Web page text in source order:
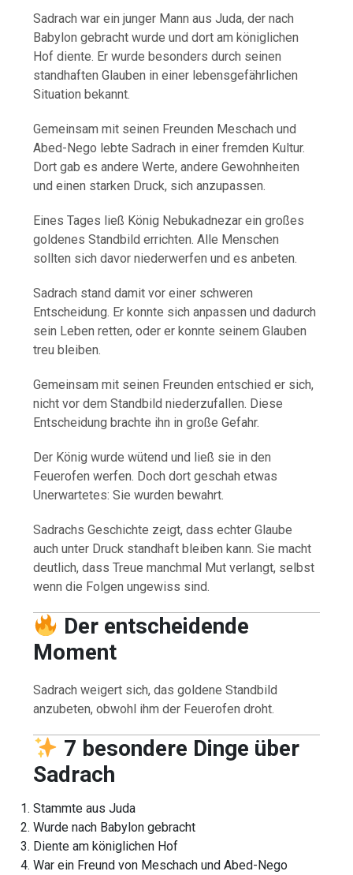
Sadrach war ein junger Mann aus Juda, der nach
Babylon gebracht wurde und dort am königlichen
Hof diente. Er wurde besonders durch seinen
standhaften Glauben in einer lebensgefährlichen
Situation bekannt.
Gemeinsam mit seinen Freunden Meschach und
Abed-Nego lebte Sadrach in einer fremden Kultur.
Dort gab es andere Werte, andere Gewohnheiten
und einen starken Druck, sich anzupassen.
Eines Tages ließ König Nebukadnezar ein großes
goldenes Standbild errichten. Alle Menschen
sollten sich davor niederwerfen und es anbeten.
Sadrach stand damit vor einer schweren
Entscheidung. Er konnte sich anpassen und dadurch
sein Leben retten, oder er konnte seinem Glauben
treu bleiben.
Gemeinsam mit seinen Freunden entschied er sich,
nicht vor dem Standbild niederzufallen. Diese
Entscheidung brachte ihn in große Gefahr.
Der König wurde wütend und ließ sie in den
Feuerofen werfen. Doch dort geschah etwas
Unerwartetes: Sie wurden bewahrt.
Sadrachs Geschichte zeigt, dass echter Glaube
auch unter Druck standhaft bleiben kann. Sie macht
deutlich, dass Treue manchmal Mut verlangt, selbst
wenn die Folgen ungewiss sind.
Der entscheidende
Moment
Sadrach weigert sich, das goldene Standbild
anzubeten, obwohl ihm der Feuerofen droht.
7 besondere Dinge über
Sadrach
Stammte aus Juda
Wurde nach Babylon gebracht
Diente am königlichen Hof
War ein Freund von Meschach und Abed-Nego